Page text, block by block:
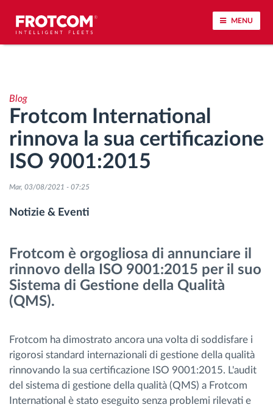
MENU
Analisi dello stile di guida
Monitoraggio dei tempi di guida
Gestione delle forza lavoro
Download remoto del cronotachigrafo
Controllo accessi
Gestione carburante
Identificazione automatica del conducente
Scopri tutte le caratteristiche
Blog
Frotcom International
rinnova la sua certificazione
ISO 9001:2015
Mar, 03/08/2021 - 07:25
Notizie & Eventi
Frotcom è orgogliosa di annunciare il
rinnovo della ISO 9001:2015 per il suo
Sistema di Gestione della Qualità
(QMS).
Frotcom ha dimostrato ancora una volta di soddisfare i
rigorosi standard internazionali di gestione della qualità
rinnovando la sua certificazione ISO 9001:2015. L'audit
del sistema di gestione della qualità (QMS) a Frotcom
International è stato eseguito senza problemi rilevati e